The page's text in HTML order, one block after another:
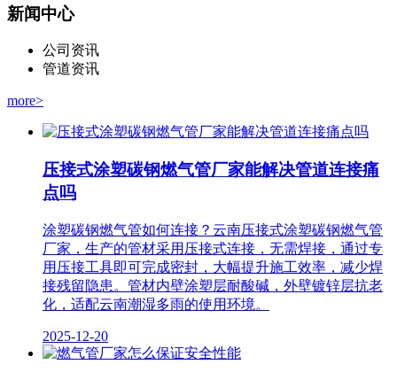
新闻中心
公司资讯
管道资讯
more>
压接式涂塑碳钢燃气管厂家能解决管道连接痛
点吗
涂塑碳钢燃气管如何连接？云南压接式涂塑碳钢燃气管
厂家，生产的管材采用压接式连接，无需焊接，通过专
用压接工具即可完成密封，大幅提升施工效率，减少焊
接残留隐患。管材内壁涂塑层耐酸碱，外壁镀锌层抗老
化，适配云南潮湿多雨的使用环境。
2025-12-20